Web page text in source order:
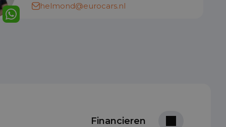
helmond@eurocars.nl
Financieren